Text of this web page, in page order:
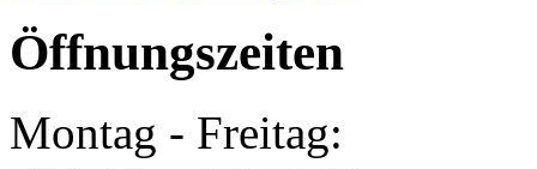
Öffnungszeiten
Montag - Freitag: